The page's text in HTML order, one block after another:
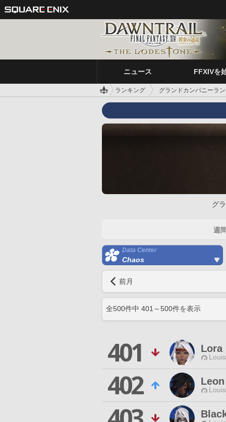
ニュース FFXIVを
ランキング グランドカンパニーラ
グ
週
Data Center
Chaos
前月
全500件中 401 ～500件を表示
401 Lora
402